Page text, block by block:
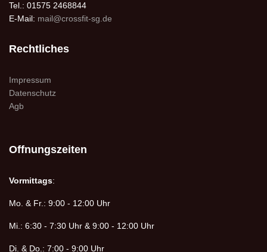
Tel.: 01575 2468844
E-Mail: mail@crossfit-sg.de
Rechtliches
Impressum
Datenschutz
Agb
Offnungszeiten
Vormittags:
Mo. & Fr.: 9:00 - 12:00 Uhr
Mi.: 6:30 - 7:30 Uhr & 9:00 - 12:00 Uhr
Di. & Do.: 7:00 - 9:00 Uhr